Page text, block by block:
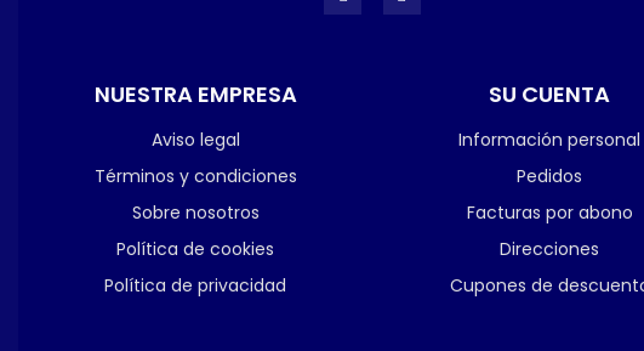
NUESTRA EMPRESA
Aviso legal
Términos y condiciones
Sobre nosotros
Política de cookies
Política de privacidad
SU CUENTA
Información personal
Pedidos
Facturas por abono
Direcciones
Cupones de